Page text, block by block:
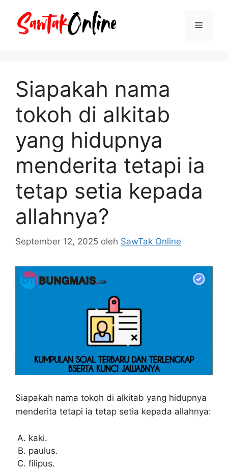
Menu
Siapakah nama
tokoh di alkitab
yang hidupnya
menderita tetapi ia
tetap setia kepada
allahnya?
September 12, 2025 oleh SawTak Online
Siapakah nama tokoh di alkitab yang hidupnya
menderita tetapi ia tetap setia kepada allahnya:
kaki.
paulus.
filipus.